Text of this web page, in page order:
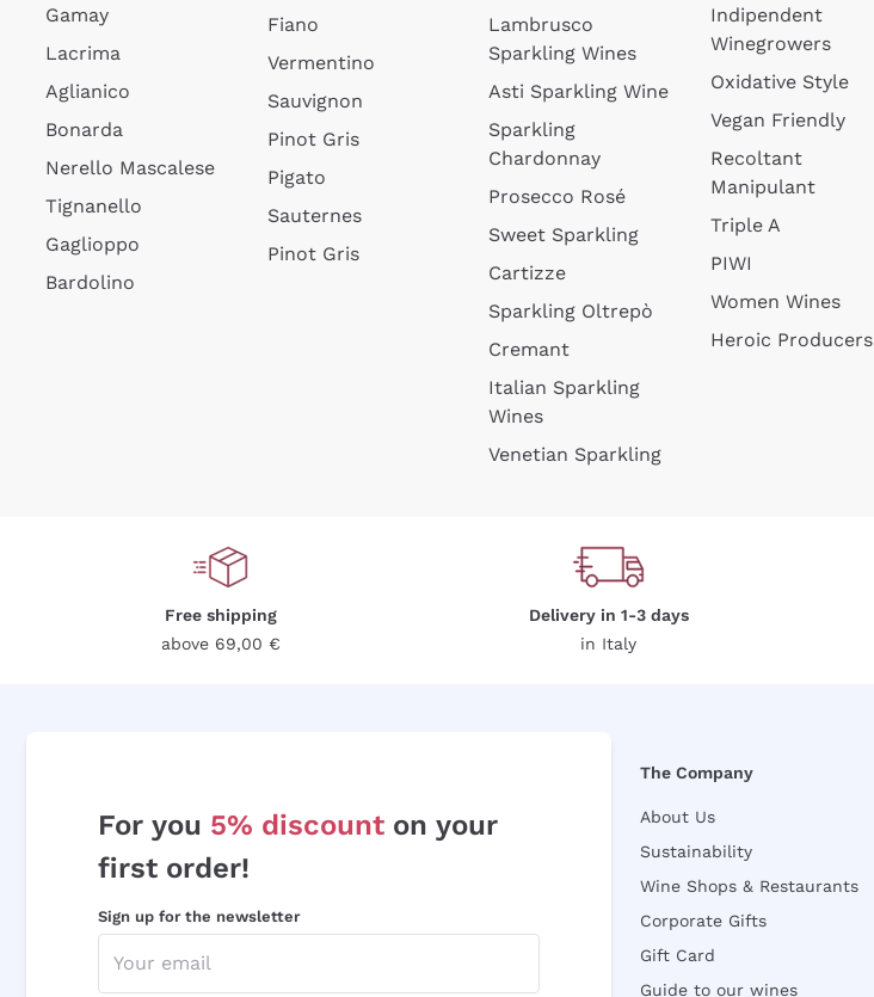
Gamay
Lacrima
Aglianico
Bonarda
Nerello Mascalese
Tignanello
Gaglioppo
Bardolino
Fiano
Vermentino
Sauvignon
Pinot Gris
Pigato
Sauternes
Pinot Gris
Lambrusco
Sparkling Wines
Asti Sparkling Wine
Sparkling
Chardonnay
Prosecco Rosé
Sweet Sparkling
Cartizze
Sparkling Oltrepò
Cremant
Italian Sparkling
Wines
Venetian Sparkling
Indipendent
Winegrowers
Oxidative Style
Vegan Friendly
Recoltant
Manipulant
Triple A
PIWI
Women Wines
Heroic Producers
Free shipping
above 69,00 €
Delivery in 1-3 days
in Italy
For you 5% discount on your
first order!
Sign up for the newsletter
The Company
About Us
Sustainability
Wine Shops & Restaurants
Corporate Gifts
Gift Card
Guide to our wines